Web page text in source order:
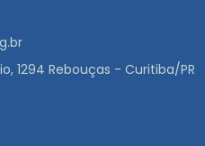
1294 Rebouças - Curitiba/PR